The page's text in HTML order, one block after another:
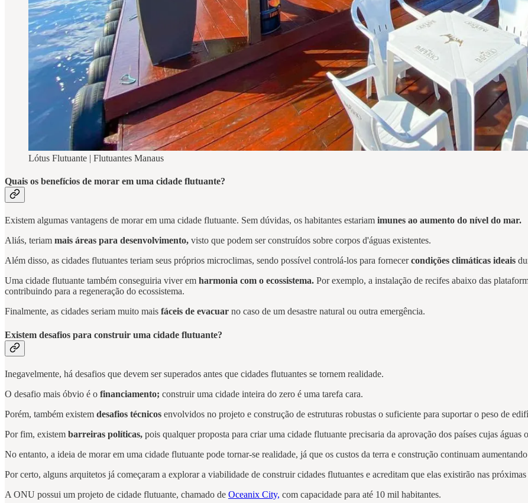
Lótus Flutuante | Flutuantes Manaus
Quais os benefícios de morar em uma cidade flutuante?
Existem algumas vantagens de morar em uma cidade flutuante. Sem dúvidas, os habitantes estariam imunes ao aumento do nível do mar.
Aliás, teriam mais áreas para desenvolvimento, visto que podem ser construídos sobre corpos d'águas existentes.
Além disso, as cidades flutuantes teriam seus próprios microclimas, sendo possível controlá-los para fornecercondições climáticas ideais
Uma cidade flutuante também conseguiria viver em harmonia com o ecossistema. Por exemplo, a instalação de recifes abaixo das
contribuindo para a regeneração do ecossistema.
Finalmente, as cidades seriam muito mais fáceis de evacuar no caso de um desastre natural ou outra emergência.
Existem desafios para construir uma cidade flutuante?
Inegavelmente, há desafios que devem ser superados antes que cidades flutuantes se tornem realidade.
O desafio mais óbvio é o financiamento; construir uma cidade inteira do zero é uma tarefa cara.
Porém, também existem desafios técnicos envolvidos no projeto e construção de estruturas robustas o suficiente para suportar o peso de
Por fim, existem barreiras políticas, pois qualquer proposta para criar uma cidade flutuante precisaria da aprovação dos países cujas águas
No entanto, a ideia de morar em uma cidade flutuante pode tornar-se realidade, já que os custos da terra e construção continuam
Por certo, alguns arquitetos já começaram a explorar a viabilidade de construir cidades flutuantes e acreditam que elas existirão nas próximas
A ONU possui um projeto de cidade flutuante, chamado de Oceanix City, com capacidade para até 10 mil habitantes.